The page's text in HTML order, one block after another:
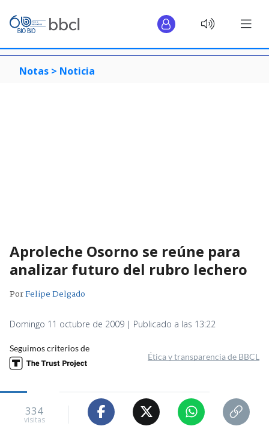
Notas > Noticia
Aproleche Osorno se reúne para
analizar futuro del rubro lechero
PorFelipe Delgado
Domingo 11 octubre de 2009 | Publicado a las 13:22
Seguimos criterios de
Ética y transparencia de BBCL
334
visitas